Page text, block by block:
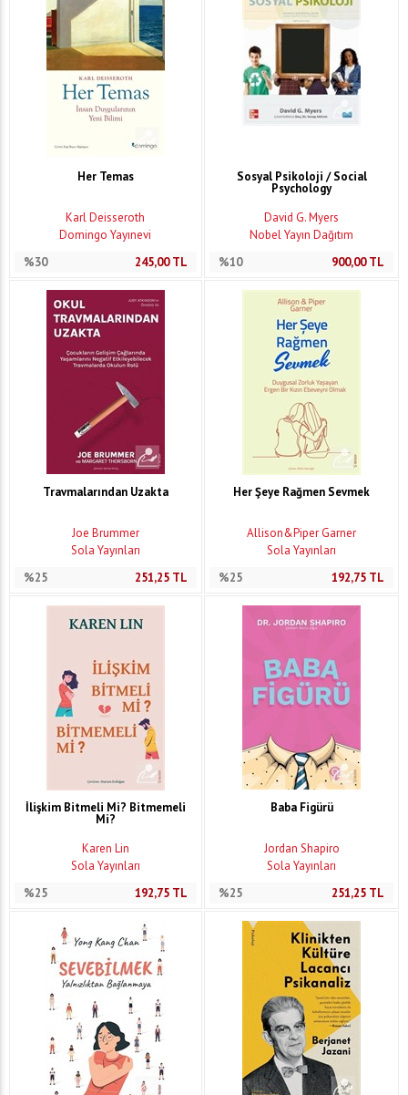
Her Temas
Karl Deisseroth
Domingo Yayınevi
%30
245,00TL
Sosyal Psikoloji / Social
Psychology
David G. Myers
Nobel Yayın Dağıtım
%10
900,00TL
Travmalarından Uzakta
Joe Brummer
Sola Yayınları
%25
251,25TL
Her Şeye Rağmen Sevmek
Allison&Piper Garner
Sola Yayınları
%25
192,75 TL
İlişkim Bitmeli Mi? Bitmemeli
Mi?
Karen Lin
Sola Yayınları
%25
192,75TL
Baba Figürü
Jordan Shapiro
Sola Yayınları
%25
251,25 TL